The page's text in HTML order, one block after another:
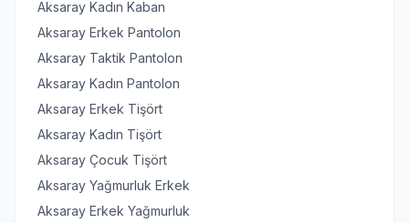
Aksaray Kadın Kaban
Aksaray Erkek Pantolon
Aksaray Taktik Pantolon
Aksaray Kadın Pantolon
Aksaray Erkek Tişört
Aksaray Kadın Tişört
Aksaray Çocuk Tişört
Aksaray Yağmurluk Erkek
Aksaray Erkek Yağmurluk